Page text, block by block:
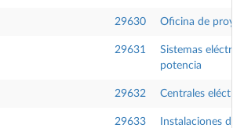
29630 Oficina de
29631
Sistemas
potencia
29632 Centrales
29633
Instalaciones de